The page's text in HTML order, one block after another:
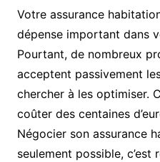
Votre assurance
dépense important dans
Pourtant, de nombreux
acceptent passivement
chercher à les optimiser.
coûter des centaines
Négocier son assurance
seulement possible, c’est